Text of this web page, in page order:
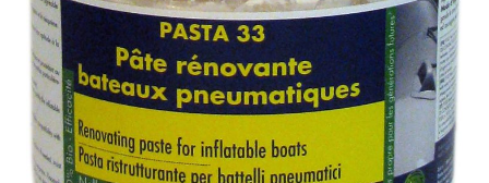
PATE RENOVANTE BATEAU PNEUMATIQUE
Pâte destinée au nettoyage et à la rénovation des
pneumatiques à l’odeur agréable de citron vert.
Ne contient ni abrasif, ni solvant.
Ne raye pas et n’altère pas la surface traitée.